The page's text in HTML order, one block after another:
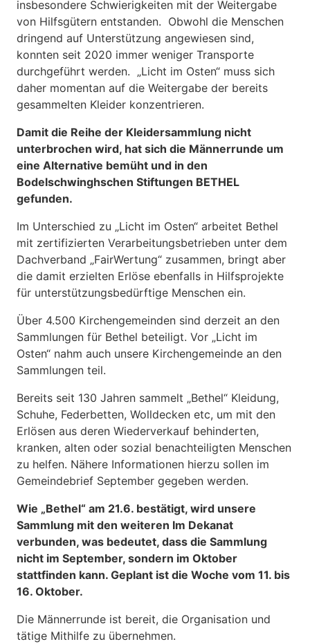
insbesondere Schwierigkeiten mit der Weitergabe
von Hilfsgütern entstanden. Obwohl die Menschen
dringend auf Unterstützung angewiesen sind,
konnten seit 2020 immer weniger Transporte
durchgeführt werden. „Licht im Osten“ muss sich
daher momentan auf die Weitergabe der bereits
gesammelten Kleider konzentrieren.
Damit die Reihe der Kleidersammlung nicht
unterbrochen wird, hat sich die Männerrunde um
eine Alternative bemüht und in den
Bodelschwinghschen Stiftungen BETHEL
gefunden.
Im Unterschied zu „Licht im Osten“ arbeitet Bethel
mit zertifizierten Verarbeitungsbetrieben unter dem
Dachverband „FairWertung“ zusammen, bringt aber
die damit erzielten Erlöse ebenfalls in Hilfsprojekte
für unterstützungsbedürftige Menschen ein.
Über 4.500 Kirchengemeinden sind derzeit an den
Sammlungen für Bethel beteiligt. Vor „Licht im
Osten“ nahm auch unsere Kirchengemeinde an den
Sammlungen teil.
Bereits seit 130 Jahren sammelt „Bethel“ Kleidung,
Schuhe, Federbetten, Wolldecken etc, um mit den
Erlösen aus deren Wiederverkauf behinderten,
kranken, alten oder sozial benachteiligten Menschen
zu helfen. Nähere Informationen hierzu sollen im
Gemeindebrief September gegeben werden.
Wie „Bethel“ am 21.6. bestätigt, wird unsere
Sammlung mit den weiteren Im Dekanat
verbunden, was bedeutet, dass die Sammlung
nicht im September, sondern im Oktober
stattfinden kann. Geplant ist die Woche vom 11. bis
16. Oktober.
Die Männerrunde ist bereit, die Organisation und
tätige Mithilfe zu übernehmen.